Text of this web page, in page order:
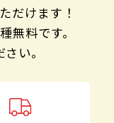
だけます！
無料です。
い。